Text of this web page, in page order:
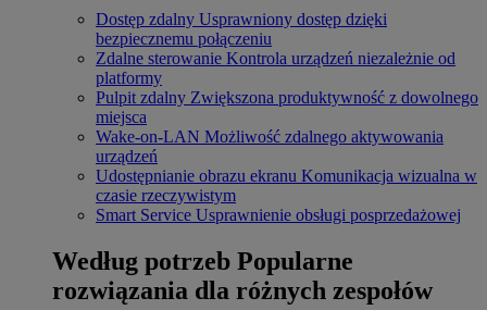
Dostęp zdalny Usprawniony dostęp dzięki
bezpiecznemu połączeniu
Zdalne sterowanie Kontrola urządzeń niezależnie od
platformy
Pulpit zdalny Zwiększona produktywność z dowolnego
miejsca
Wake-on-LAN Możliwość zdalnego aktywowania
urządzeń
Udostępnianie obrazu ekranu Komunikacja wizualna w
czasie rzeczywistym
Smart Service Usprawnienie obsługi posprzedażowej
Według potrzeb Popularne
rozwiązania dla różnych zespołów